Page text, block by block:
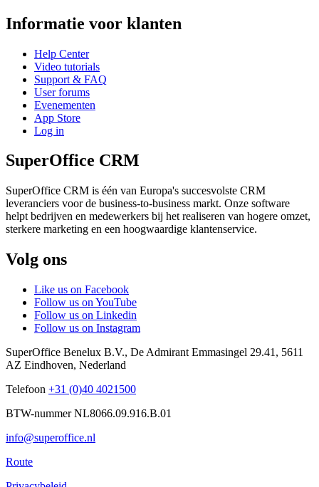
Informatie voor klanten
Help Center
Video tutorials
Support & FAQ
User forums
Evenementen
App Store
Log in
SuperOffice CRM
SuperOffice CRM is één van Europa's succesvolste CRM
leveranciers voor de business-to-business markt. Onze software
helpt bedrijven en medewerkers bij het realiseren van hogere omzet,
sterkere marketing en een hoogwaardige klantenservice.
Volg ons
Like us on Facebook
Follow us on YouTube
Follow us on Linkedin
Follow us on Instagram
SuperOffice Benelux B.V., De Admirant Emmasingel 29.41 , 5611
AZ Eindhoven, Nederland
Telefoon +31 (0)40 4021500
BTW-nummer NL8066.09.916.B.01
info@superoffice.nl
Route